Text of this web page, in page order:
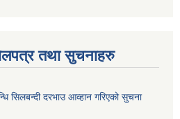
तथा सुचनाहरु
सिलबन्दी दरभाउ आव्हान गरिएको सुचना